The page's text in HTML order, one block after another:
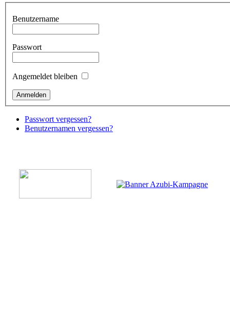
Benutzername
Passwort
Angemeldet bleiben
Passwort vergessen?
Benutzernamen vergessen?